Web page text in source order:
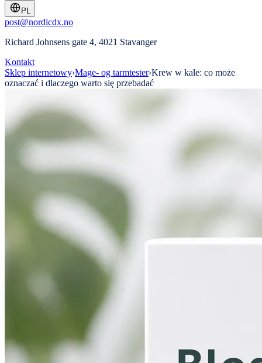
PL
post@nordicdx.no
Richard Johnsens gate 4, 4021 Stavanger
Kontakt
Sklep internetowy›Mage- og tarmtester›Krew w kale: co może
oznaczać i dlaczego warto się przebadać